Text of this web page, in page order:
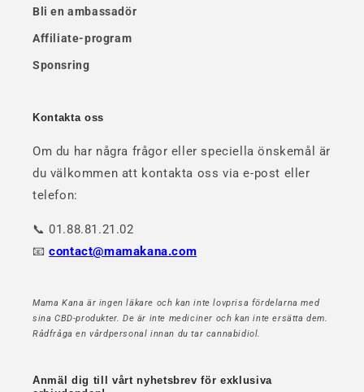
Bli en ambassadör
Affiliate-program
Sponsring
Kontakta oss
Om du har några frågor eller speciella önskemål är
du välkommen att kontakta oss via e-post eller
telefon:
📞 01.88.81.21.02
📧contact@mamakana.com
Mama Kana är ingen läkare och kan inte lovprisa fördelarna med
sina CBD-produkter. De är inte mediciner och kan inte ersätta dem.
Rådfråga en vårdpersonal innan du tar cannabidiol.
Anmäl dig till vårt nyhetsbrev för exklusiva